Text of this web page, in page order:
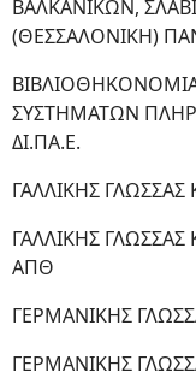
ΒΑΛΚΑΝΙΚΩΝ,
(ΘΕΣΣΑΛΟΝΙΚΗ)
ΣΥΣΤΗΜΑΤΩΝ
ΔΙ.ΠΑ.Ε.
ΓΑΛΛΙΚΗΣ
ΓΑΛΛΙΚΗΣ
ΑΠΘ
ΓΕΡΜΑΝΙΚΗΣ
ΓΕΡΜΑΝΙΚΗΣ